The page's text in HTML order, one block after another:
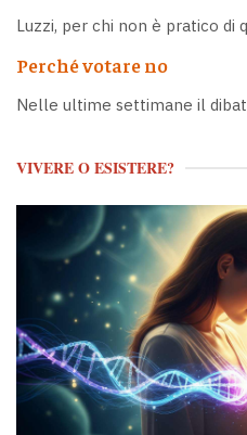
Luzzi, per chi non è pratico di
Perché votare no
Nelle ultime settimane il
VIVERE O ESISTERE?